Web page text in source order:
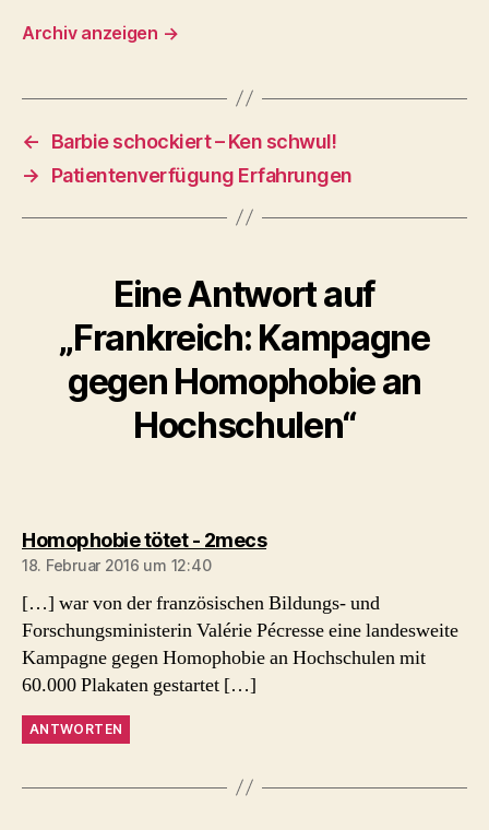
Archiv anzeigen →
←
Barbie schockiert – Ken schwul!
→
Patientenverfügung Erfahrungen
Eine Antwort auf
„Frankreich: Kampagne
gegen Homophobie an
Hochschulen“
Homophobie tötet - 2mecssagt:
18. Februar 2016 um 12:40
[…] war von der französischen Bildungs- und
Forschungsministerin Valérie Pécresse eine landesweite
Kampagne gegen Homophobie an Hochschulen mit
60.000 Plakaten gestartet […]
ANTWORTEN